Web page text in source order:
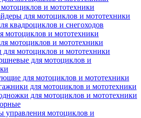
и мототехники
для мотоциклов и мототехники
квадроциклов и снегоходов
мотоциклов и мототехники
мотоциклов и мототехники
для мотоциклов и мототехники
для мотоциклов и
для мотоциклов и мототехники
для мотоциклов и мототехники
для мотоциклов и мототехники
управления мотоциклов и